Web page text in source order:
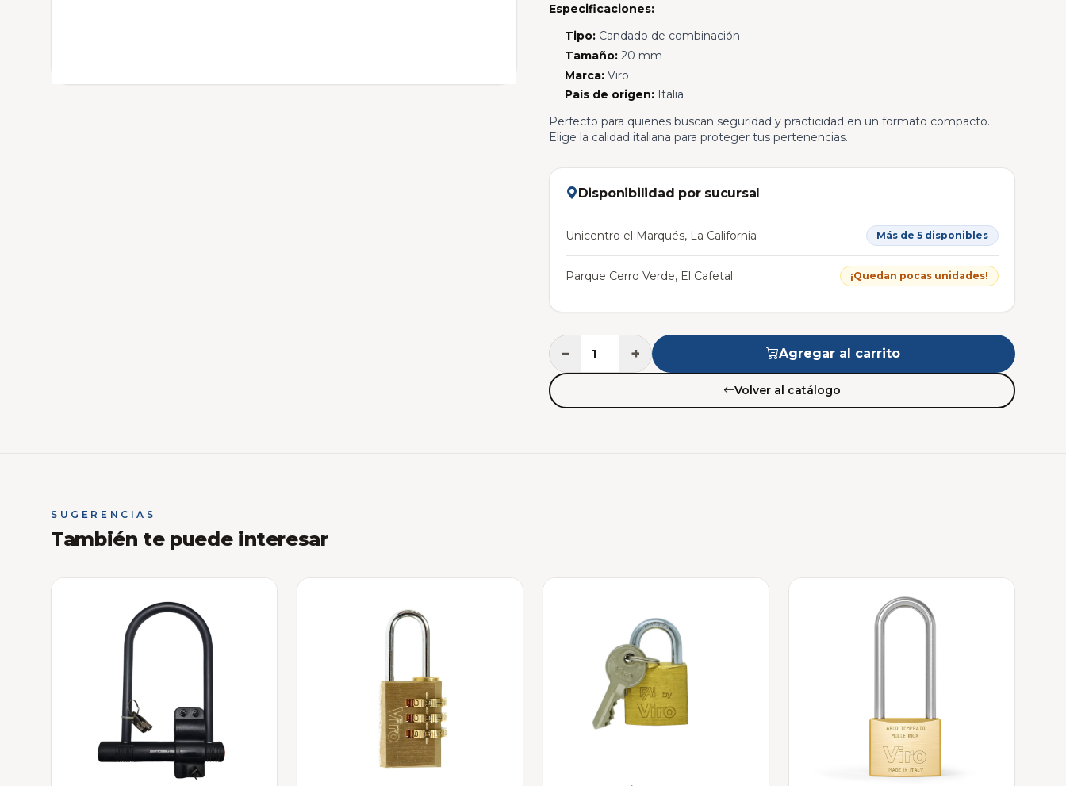
Especificaciones:
Tipo:Candado de combinación
Tamaño:20 mm
Marca:Viro
País de origen:Italia
Perfecto para quienes buscan seguridad y practicidad en un formato compacto.
Elige la calidad italiana para proteger tus pertenencias.
Disponibilidad por sucursal
Unicentro el Marqués, La California Más de 5 disponibles
Parque Cerro Verde, El Cafetal ¡Quedan pocas unidades!
− + Agregar al carrito
Volver al catálogo
SUGERENCIAS
También te puede interesar